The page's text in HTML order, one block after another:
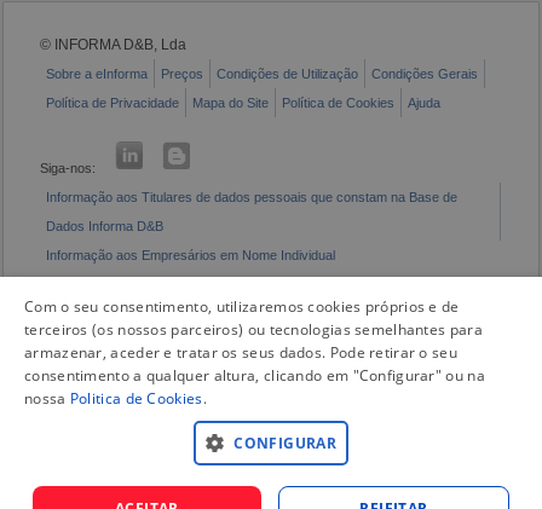
© INFORMA D&B, Lda
Sobre a eInforma Preços Condições de Utilização
Condições Gerais
Política de Privacidade
Mapa do Site Política de Cookies Ajuda
Siga-nos:
Informação aos Titulares de dados pessoais que constam na Base de
Dados Informa D&B
Informação aos Empresários em Nome Individual
Com o seu consentimento, utilizaremos cookies próprios e de
terceiros (os nossos parceiros) ou tecnologias semelhantes para
armazenar, aceder e tratar os seus dados. Pode retirar o seu
consentimento a qualquer altura, clicando em "Configurar" ou na
nossa Politica de Cookies.
CONFIGURAR